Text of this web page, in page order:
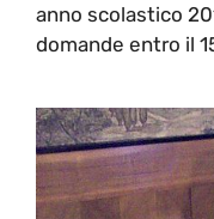
anno scolastico
domande entro il